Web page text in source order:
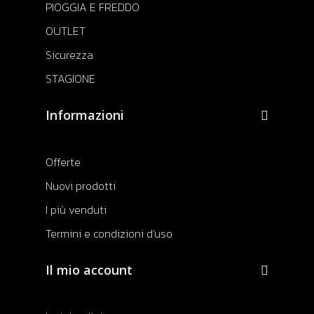
PIOGGIA E FREDDO
OUTLET
Sicurezza
STAGIONE
Informazioni
Offerte
Nuovi prodotti
I più venduti
Termini e condizioni d'uso
Il mio account